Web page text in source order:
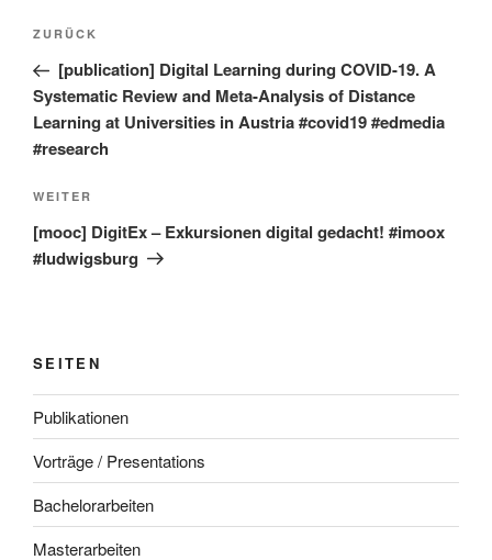
Beitragsnavigation
Vorheriger
Beitrag
ZURÜCK
[publication] Digital Learning during COVID-19. A
Systematic Review and Meta-Analysis of Distance
Learning at Universities in Austria #covid19 #edmedia
#research
Nächster
Beitrag
WEITER
[mooc] DigitEx – Exkursionen digital gedacht! #imoox
#ludwigsburg
SEITEN
Publikationen
Vorträge / Presentations
Bachelorarbeiten
Masterarbeiten